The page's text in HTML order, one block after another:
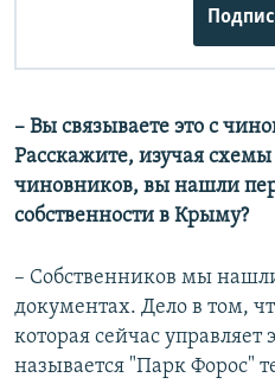
– Вы связываете это с
Расскажите, изучая
чиновников, вы нашли
собственности в Крыму?
– Собственников мы
документах. Дело в том,
которая сейчас управляет
называется "Парк Форос"